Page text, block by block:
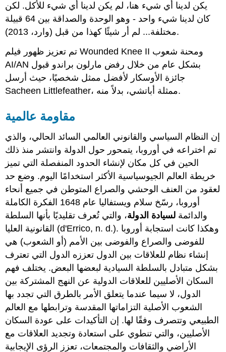
يكن لدينا أي شيء هنا، لم يكن لدينا أي شيء للأكل. لكن
كان لدينا شيء واحد - وهو الوحدة والصداقة بين 64 قبيلة
مختلفة... لم أر شيئًا كهذا من قبل (وارد، 2013).
تم تعزيز ظهور فيلم Wounded Knee II ومحنة شعوب
AI/AN بشكل عام من خلال رفض مارلون براندو قبول
جائزة الأوسكار لأفضل ممثل شخصيًا، حيث أرسل
Sacheen Littlefeather، ممثلة أباتشي، بدلاً منه.
مقاومة عالمية
إن النظام السياسي والقانوني العالمي السائد الحالي، والذي
تم اختراعه في أوروبا، يتمحور حول الدولة وانتشر منذ ذلك
الحين في كل مكان لإنشاء الحدود المنفصلة التي تميز
خريطة العالم الجيوسياسية الأكثر استخدامًا اليوم. وضع حد
لعقود من العنف الوحشي والصراع المتوطن في جميع أنحاء
أوروبا، رسّخ سلام ويستفاليا عام 1648 الفكرة الكاملة
والدائمة لسيادة الدولة، والتي تُعرف تقليديًا بأنها السلطة
القانونية العليا (d'Errico, n. d.). وهكذا كانت استجابة أوروبا
للفوضى والصراع والفوضى بين الأمم (أو الشعوب) هي
إنشاء نظام للعلاقات بين الدول تعززه الدول التي تعترف
بشكل متبادل بالسلطة السيادية لبعضها البعض. يختلف فهم
السكان الأصليين للعلاقات الدولية عن النهج المشتركة بين
الدول، لا سيما عندما يتعلق الأمر بالطرق التي تجدد بها
الشعوب الأصلية التزاماتها المقدسة وترابطها مع العالم
الطبيعي وتتصرف وفقًا لها. إن التأكيدات على عودة السكان
الأصليين، والتي تنطوي على استعادة وتجديد العلاقات مع
الأراضي والثقافات والمجتمعات، تعزز الرؤى الإيجابية